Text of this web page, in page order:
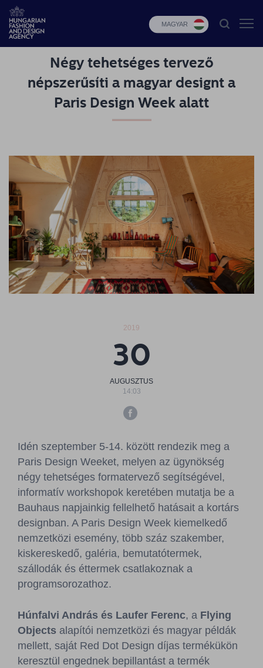
MAGYAR
HFDA
Divat
programok
Budapest
Select
Hírek
Pályázatok
Sajtószoba
Kapcsolat
Négy tehetséges tervező
népszerűsíti a magyar designt a
Paris Design Week alatt
2019
30
AUGUSZTUS
14:03
Idén szeptember 5-14. között rendezik meg a
Paris Design Weeket, melyen az ügynökség
négy tehetséges formatervező segítségével,
informatív workshopok keretében mutatja be a
Bauhaus napjainkig fellelhető hatásait a kortárs
designban. A Paris Design Week kiemelkedő
nemzetközi esemény, több száz szakember,
kiskereskedő, galéria, bemutatótermek,
szállodák és éttermek csatlakoznak a
programsorozathoz.
Húnfalvi András és Laufer Ferenc, a Flying
Objects alapítói nemzetközi és magyar példák
mellett, saját Red Dot Design díjas termékükön
keresztül engednek bepillantást a termék